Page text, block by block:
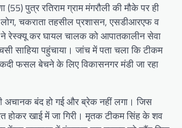
(55) पुत्र रतिराम ग्राम मंगरौली की मौके पर ही
लोग, चकराता तहसील प्रशासन, एसडीआरएफ व
ने रेस्क्यू कर घायल चालक को आपातकालीन सेवा
साहिया पहुंचाया। जांच में पता चला कि टीकम
फसल बेचने के लिए विकासनगर मंडी जा रहा
अचानक बंद हो गई और ब्रेक नहीं लगा। जिस
होकर खाई में जा गिरी। मृतक टीकम सिंह के शव